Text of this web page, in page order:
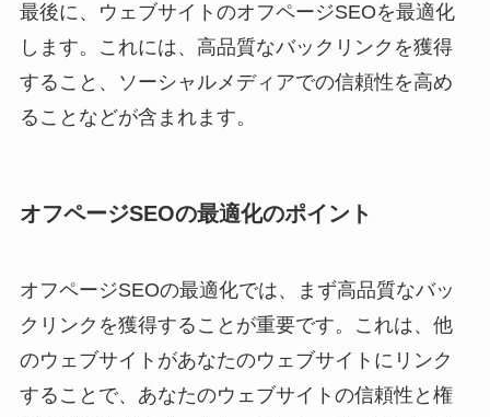
最後に、ウェブサイトのオフページSEOを最適化
します。これには、高品質なバックリンクを獲得
すること、ソーシャルメディアでの信頼性を高め
ることなどが含まれます。
オフページSEOの最適化のポイント
オフページSEOの最適化では、まず高品質なバッ
クリンクを獲得することが重要です。これは、他
のウェブサイトがあなたのウェブサイトにリンク
することで、あなたのウェブサイトの信頼性と権